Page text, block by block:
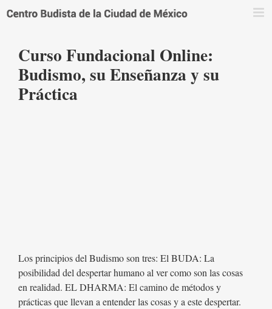
Curso Fundacional Online:
Budismo, su Enseñanza y su
Práctica
Los principios del Budismo son tres: El BUDA: La
posibilidad del despertar humano al ver como son las cosas
en realidad. EL DHARMA: El camino de métodos y
prácticas que llevan a entender las cosas y a este despertar.